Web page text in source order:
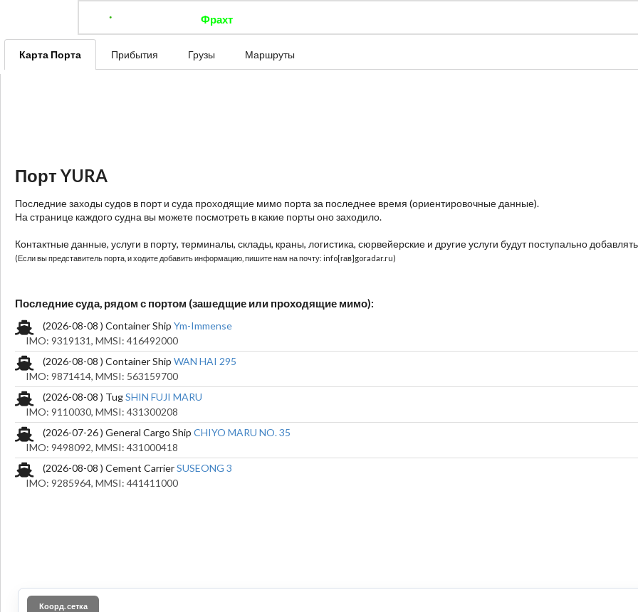
Фрахт
Карта Порта Прибытия Грузы Маршруты
Порт YURA
Последние заходы судов в порт и суда проходящие мимо порта за последнее время (ориентировочные данные).
На странице каждого судна вы можете посмотреть в какие порты оно заходило.
Контактные данные, услуги в порту, терминалы, склады, краны, логистика, сюрвейерские и другие услуги будут поступально
(Если вы представитель порта, и ходите добавить информацию, пишите нам на почту: info[гав]goradar.ru)
Последние суда, рядом с портом (зашедщие или проходящие мимо):
(2026-08-08 ) Container Ship Ym-Immense
IMO: 9319131, MMSI: 416492000
(2026-08-08 ) Container Ship WAN HAI 295
IMO: 9871414, MMSI: 563159700
(2026-08-08 ) TugSHIN FUJI MARU
IMO: 9110030, MMSI: 431300208
(2026-07-26 ) General Cargo Ship CHIYO MARU NO. 35
IMO: 9498092, MMSI: 431000418
(2026-08-08 ) Cement CarrierSUSEONG 3
IMO: 9285964, MMSI: 441411000
Коорд. сетка